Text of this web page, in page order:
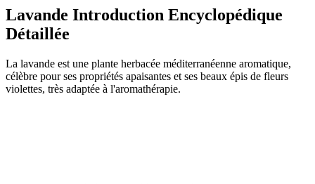
Lavande Introduction Encyclopédique
Détaillée
La lavande est une plante herbacée méditerranéenne aromatique,
célèbre pour ses propriétés apaisantes et ses beaux épis de fleurs
violettes, très adaptée à l'aromathérapie.